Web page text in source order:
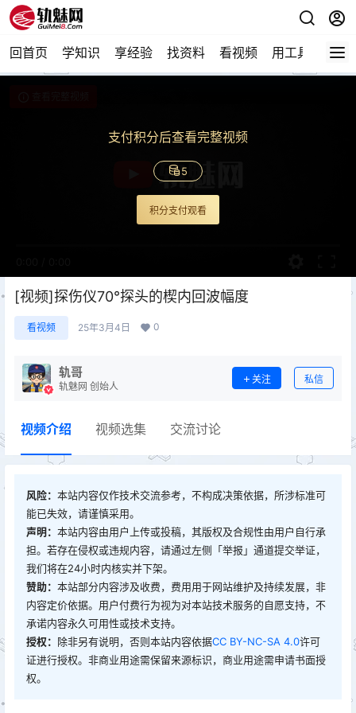
回首页 学知识 享经验 找资料 看视频 用工具 论技
支付积分后查看完整视频
5
积分支付观看
[视频]探伤仪70°探头的楔内回波幅度
看视频 25年3月4日 0
轨哥
轨魅网 创始人
关注 私信
视频介绍 视频选集 交流讨论
风险： 本站内容仅作技术交流参考，不构成决策依据，所涉标准可
能已失效，请谨慎采用。
声明： 本站内容由用户上传或投稿，其版权及合规性由用户自行承
担。若存在侵权或违规内容，请通过左侧「举报」通道提交举证，
我们将在24小时内核实并下架。
赞助： 本站部分内容涉及收费，费用用于网站维护及持续发展，非
内容定价依据。用户付费行为视为对本站技术服务的自愿支持，不
承诺内容永久可用性或技术支持。
授权： 除非另有说明，否则本站内容依据CC BY-NC-SA 4.0许可
证进行授权。非商业用途需保留来源标识，商业用途需申请书面授
权。